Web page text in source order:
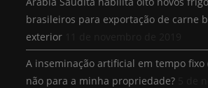
brasileiros para exportação de carne
exterior
A inseminação artificial em tempo fixo
não para a minha propriedade?